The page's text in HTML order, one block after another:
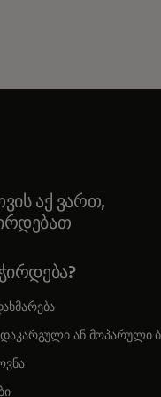
და
აქ ვართ,
დაკარგული ან მოპარული ბ